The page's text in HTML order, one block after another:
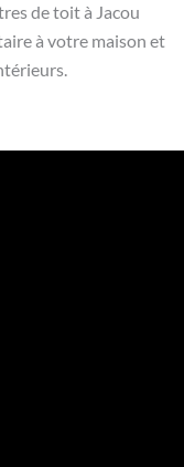
de toit à Jacou
à votre maison et